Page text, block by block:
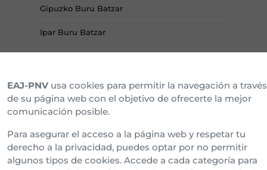
Gipuzko Buru Batzar
Ipar Buru Batzar
EAJ-PNV usa cookies para permitir la navegación a través
de su página web con el objetivo de ofrecerte la mejor
comunicación posible.
Para asegurar el acceso a la página web y respetar tu
derecho a la privacidad, puedes optar por no permitir
algunos tipos de cookies. Accede a cada categoría para